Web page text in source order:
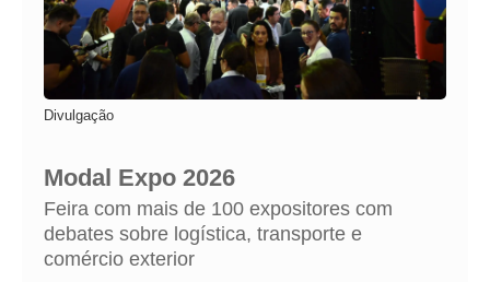
Divulgação
Modal Expo 2026
Feira com mais de 100 expositores com
debates sobre logística, transporte e
comércio exterior